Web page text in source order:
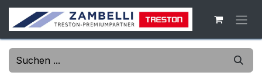
Zum Inhalt springen